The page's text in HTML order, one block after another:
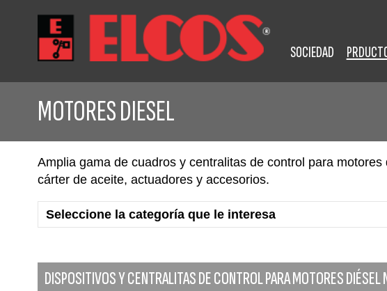
SOCIEDAD
MOTORES DIESEL
Amplia gama de cuadros y centralitas de control para
cárter de aceite, actuadores y accesorios.
DISPOSITIVOS Y CENTRALITAS DE CONTROL PARA MOTORES DIÉSEL